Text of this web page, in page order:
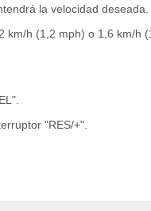
la velocidad deseada.
km/h (1,2 mph) o 1,6 km/h
"RES/+".